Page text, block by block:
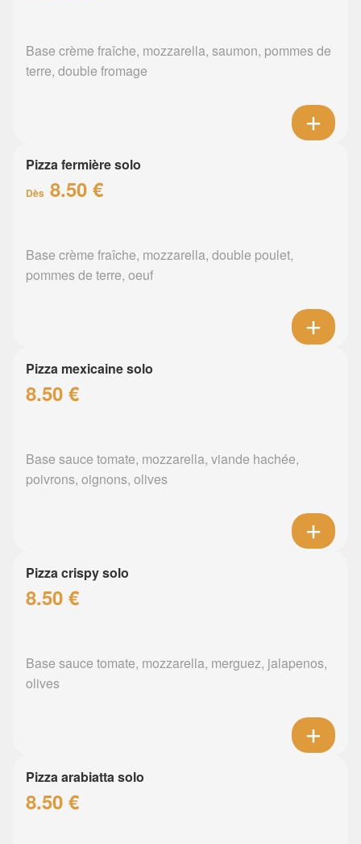
Base crème fraîche, mozzarella, saumon, pommes de
terre, double fromage
Pizza fermière solo
Dès 8.50 €
Base crème fraîche, mozzarella, double poulet,
pommes de terre, oeuf
Pizza mexicaine solo
8.50 €
Base sauce tomate, mozzarella, viande hachée,
poivrons, oignons, olives
Pizza crispy solo
8.50 €
Base sauce tomate, mozzarella, merguez, jalapenos,
olives
Pizza arabiatta solo
8.50 €